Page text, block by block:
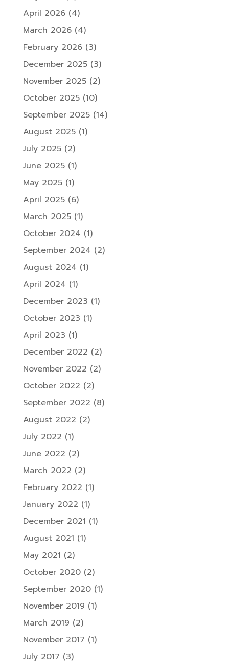
April 2026(4)
March 2026(4)
February 2026(3)
December 2025(3)
November 2025(2)
October 2025(10)
September 2025(14)
August 2025(1)
July 2025(2)
June 2025(1)
May 2025(1)
April 2025(6)
March 2025(1)
October 2024 (1)
September 2024 (2)
August 2024 (1)
April 2024 (1)
December 2023 (1)
October 2023 (1)
April 2023 (1)
December 2022 (2)
November 2022 (2)
October 2022 (2)
September 2022 (8)
August 2022 (2)
July 2022 (1)
June 2022 (2)
March 2022 (2)
February 2022 (1)
January 2022 (1)
December 2021 (1)
August 2021 (1)
May 2021 (2)
October 2020(2)
September 2020(1)
November 2019 (1)
March 2019 (2)
November 2017 (1)
July 2017 (3)